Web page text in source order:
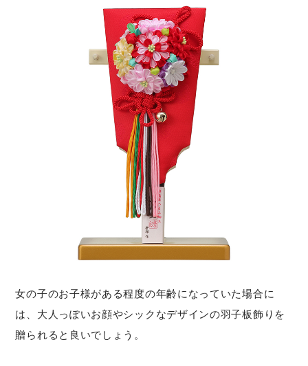
女の子のお子様がある程度の年齢になっていた場合に
は、大人っぽいお顔やシックなデザインの羽子板飾りを
贈られると良いでしょう。